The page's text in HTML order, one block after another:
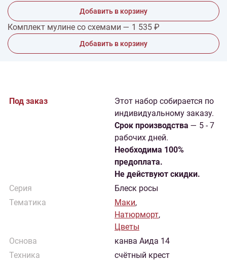
Добавить в корзину
Комплект мулине со схемами — 1 535 ₽
Добавить в корзину
Под заказ
Этот набор собирается по
индивидуальному заказу.
Cрок производства — 5 - 7
рабочих дней.
Необходима 100%
предоплата.
Не действуют скидки.
Серия
Блеск росы
Тематика
Маки,
Натюрморт,
Цветы
Основа
канва Аида 14
Техника
счётный крест